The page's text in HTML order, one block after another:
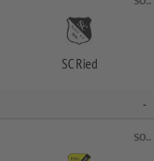
SC Ried
-
SO..